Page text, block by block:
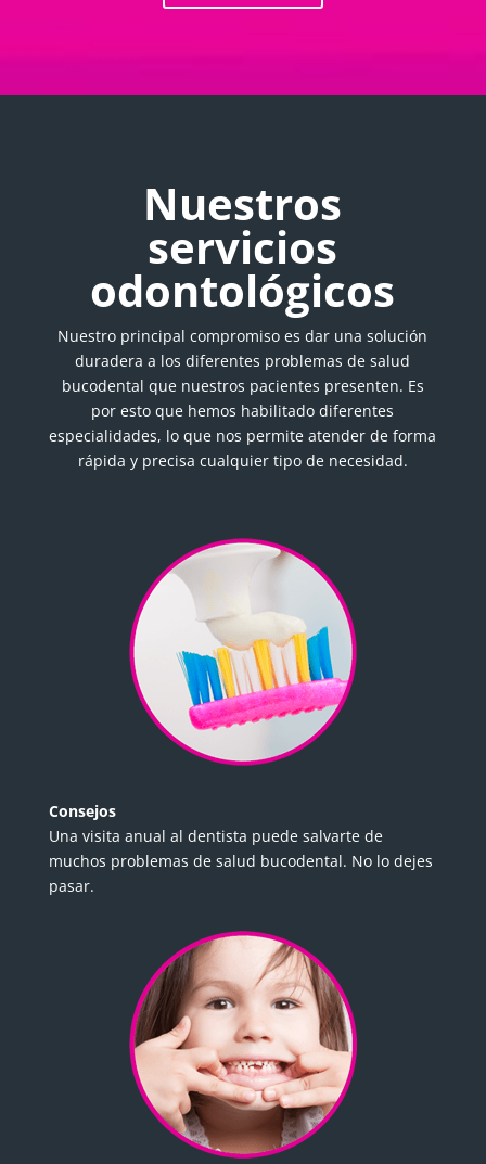
Nuestros
servicios
odontológicos
Nuestro principal compromiso es dar una solución
duradera a los diferentes problemas de salud
bucodental que nuestros pacientes presenten. Es
por esto que hemos habilitado diferentes
especialidades, lo que nos permite atender de forma
rápida y precisa cualquier tipo de necesidad.
Consejos
Una visita anual al dentista puede salvarte de
muchos problemas de salud bucodental. No lo dejes
pasar.